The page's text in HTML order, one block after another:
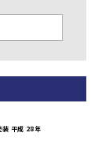
装 平成 28年